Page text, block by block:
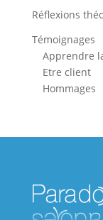
Réflexions
Témoignages
Apprendre
Etre client
Hommages